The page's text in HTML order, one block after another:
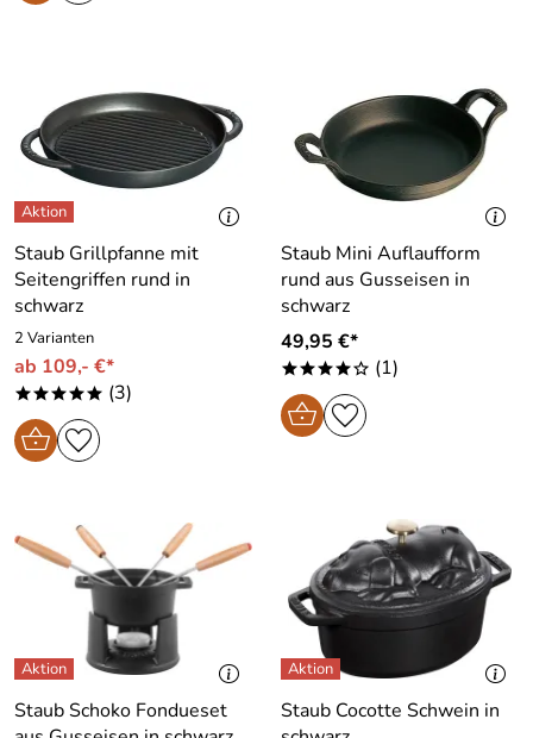
Staub Grillpfanne mit
Seitengriffen rund in
schwarz
2 Varianten
ab 109,- €*
***** (3)
Staub Mini Auflaufform
rund aus Gusseisen in
schwarz
49,95 €*
****o (1)
Staub Schoko Fondueset
Staub Cocotte Schwein in